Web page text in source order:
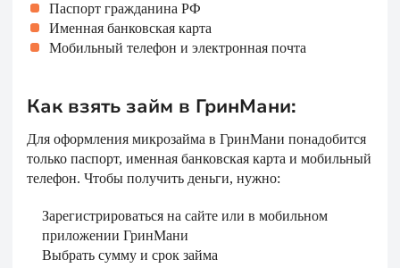
Паспорт гражданина РФ
Именная банковская карта
Мобильный телефон и электронная почта
Как взять займ в ГринМани:
Для оформления микрозайма в ГринМани понадобится
только паспорт, именная банковская карта и мобильный
телефон. Чтобы получить деньги, нужно:
Зарегистрироваться на сайте или в мобильном
приложении ГринМани
Выбрать сумму и срок займа